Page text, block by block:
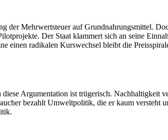
der Mehrwertsteuer auf Grundnahrungsmittel.
Der Staat klammert sich an seine
einen radikalen Kurswechsel bleibt die
Argumentation ist trügerisch. Nachhaltigkeit
bezahlt Umweltpolitik, die er kaum versteht